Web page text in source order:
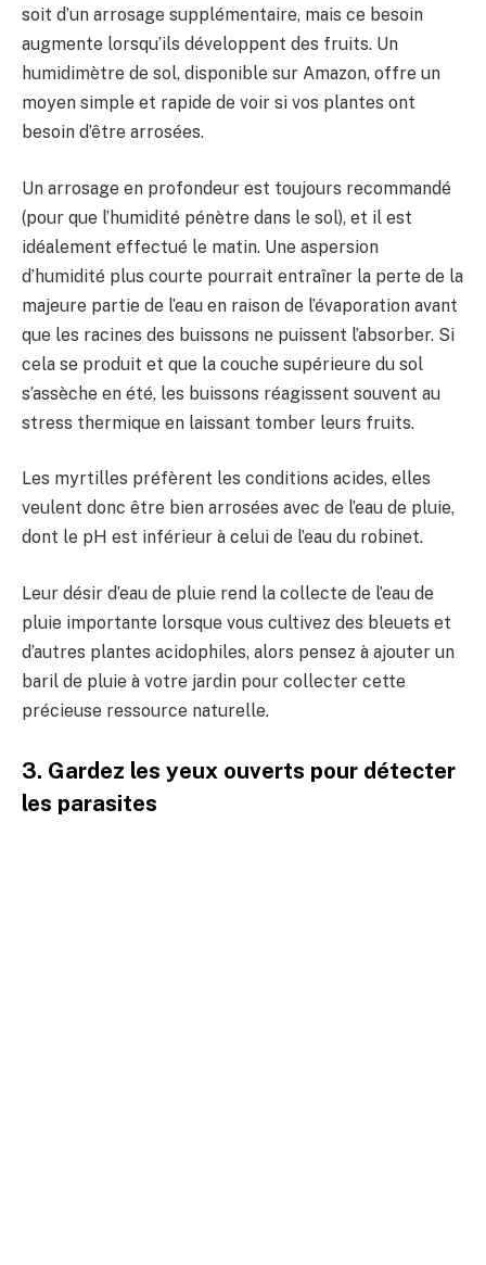
soit d’un arrosage supplémentaire, mais ce besoin
augmente lorsqu’ils développent des fruits. Un
humidimètre de sol, disponible sur Amazon, offre un
moyen simple et rapide de voir si vos plantes ont
besoin d’être arrosées.
Un arrosage en profondeur est toujours recommandé
(pour que l’humidité pénètre dans le sol), et il est
idéalement effectué le matin. Une aspersion
d’humidité plus courte pourrait entraîner la perte de la
majeure partie de l’eau en raison de l’évaporation avant
que les racines des buissons ne puissent l’absorber. Si
cela se produit et que la couche supérieure du sol
s’assèche en été, les buissons réagissent souvent au
stress thermique en laissant tomber leurs fruits.
Les myrtilles préfèrent les conditions acides, elles
veulent donc être bien arrosées avec de l’eau de pluie,
dont le pH est inférieur à celui de l’eau du robinet.
Leur désir d’eau de pluie rend la collecte de l’eau de
pluie importante lorsque vous cultivez des bleuets et
d’autres plantes acidophiles, alors pensez à ajouter un
baril de pluie à votre jardin pour collecter cette
précieuse ressource naturelle.
3. Gardez les yeux ouverts pour détecter
les parasites